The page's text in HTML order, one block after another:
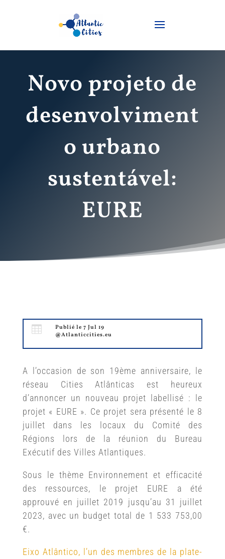
Novo projeto de
desenvolviment
o urbano
sustentável:
EURE

Publié le 7 Jul 19
@Atlanticcities.eu
A l’occasion de son 19ème anniversaire, le
réseau Cities Atlânticas est heureux
d’annoncer un nouveau projet labellisé : le
projet « EURE ». Ce projet sera présenté le 8
juillet dans les locaux du Comité des
Régions lors de la réunion du Bureau
Exécutif des Villes Atlantiques.
Sous le thème Environnement et efficacité
des ressources, le projet EURE a été
approuvé en juillet 2019 jusqu’au 31 juillet
2023, avec un budget total de 1 533 753,00
€.
Eixo Atlântico, l’un des membres de la plate-